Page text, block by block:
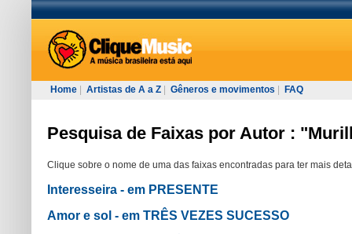
Home Artistas de A a Z Gêneros e movimentos FAQ
Pesquisa de Faixas por Autor :
Clique sobre o nome de uma das faixas encontradas para ter mais
Interesseira - em PRESENTE
Amor e sol - em TRÊS VEZES SUCESSO